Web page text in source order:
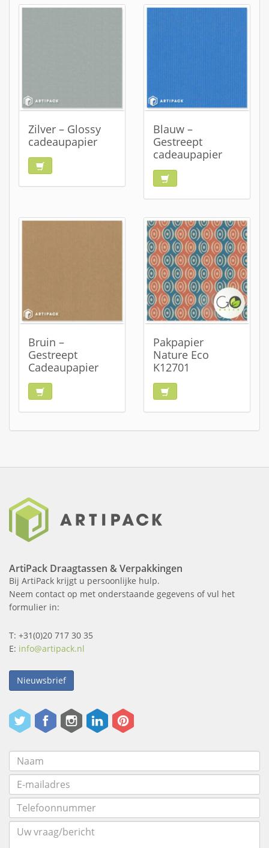
Zilver – Glossy
cadeaupapier
Blauw –
Gestreept
cadeaupapier
Bruin –
Gestreept
Cadeaupapier
Pakpapier
Nature Eco
K12701
ArtiPack Draagtassen & Verpakkingen
Bij ArtiPack krijgt u persoonlijke hulp.
Neem contact op met onderstaande gegevens of vul het
formulier in:
T: +31(0)20 717 30 35
E: info@artipack.nl
Nieuwsbrief